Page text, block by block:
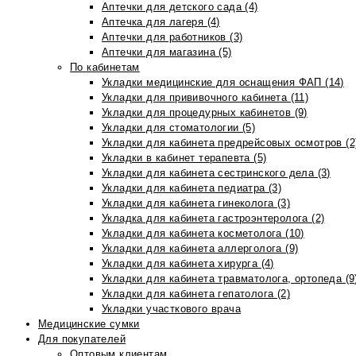
Аптечки для детского сада (4)
Аптечка для лагеря (4)
Аптечки для работников (3)
Аптечки для магазина (5)
По кабинетам
Укладки медицинские для оснащения ФАП (14)
Укладки для прививочного кабинета (11)
Укладки для процедурных кабинетов (9)
Укладки для стоматологии (5)
Укладки для кабинета предрейсовых осмотров
Укладки в кабинет терапевта (5)
Укладки для кабинета сестринского дела (3)
Укладки для кабинета педиатра (3)
Укладки для кабинета гинеколога (3)
Укладка для кабинета гастроэнтеролога (2)
Укладки для кабинета косметолога (10)
Укладки для кабинета аллерголога (9)
Укладки для кабинета хирурга (4)
Укладки для кабинета травматолога, ортопеда
Укладки для кабинета гепатолога (2)
Укладки участкового врача
Медицинские сумки
Для покупателей